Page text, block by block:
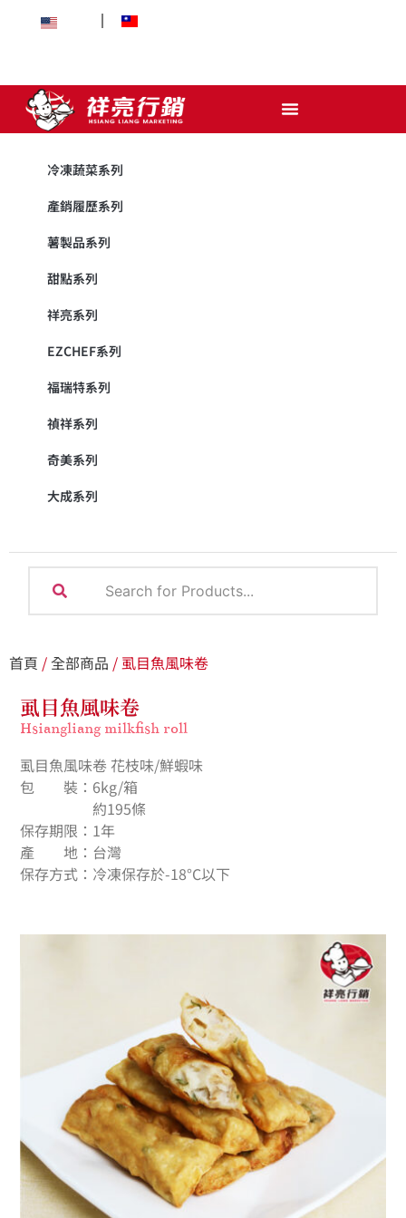
冷凍蔬菜系列
產銷履歷系列
薯製品系列
甜點系列
祥亮系列
EZCHEF系列
福瑞特系列
禎祥系列
奇美系列
大成系列
首頁 /全部商品 / 虱目魚風味卷
虱目魚風味卷
Hsiangliang milkfish roll
虱目魚風味卷 花枝味/鮮蝦味
包 裝：6kg/箱
約195條
保存期限：1年
產 地：台灣
保存方式：冷凍保存於-18°C以下